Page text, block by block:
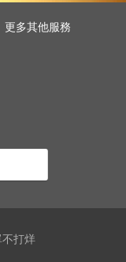
更多其他服務
銀客戶獨享